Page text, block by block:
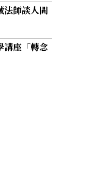
師談人間
座「轉念